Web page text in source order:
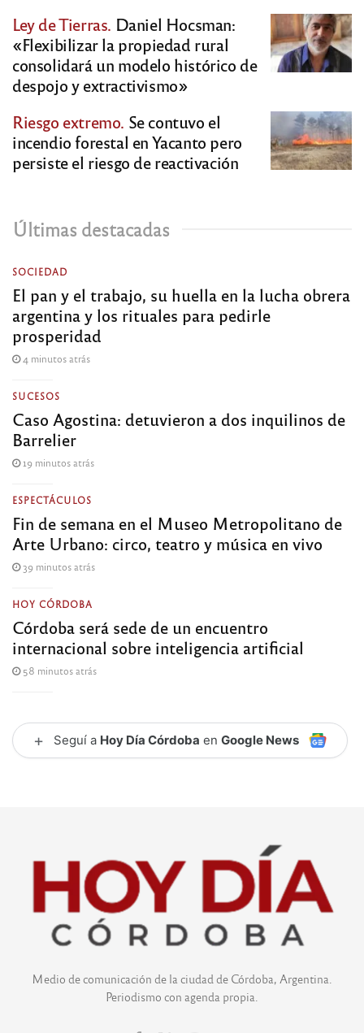
Ley de Tierras. Daniel Hocsman:
«Flexibilizar la propiedad rural
consolidará un modelo histórico de
despojo y extractivismo»
Riesgo extremo. Se contuvo el
incendio forestal en Yacanto pero
persiste el riesgo de reactivación
Últimas destacadas
SOCIEDAD
El pan y el trabajo, su huella en la lucha obrera
argentina y los rituales para pedirle
prosperidad
4 minutos atrás
SUCESOS
Caso Agostina: detuvieron a dos inquilinos de
Barrelier
19 minutos atrás
ESPECTÁCULOS
Fin de semana en el Museo Metropolitano de
Arte Urbano: circo, teatro y música en vivo
39 minutos atrás
HOY CÓRDOBA
Córdoba será sede de un encuentro
internacional sobre inteligencia artificial
58 minutos atrás
+ Seguí a Hoy Día Córdoba en Google News
Medio de comunicación de la ciudad de Córdoba, Argentina.
Periodismo con agenda propia.